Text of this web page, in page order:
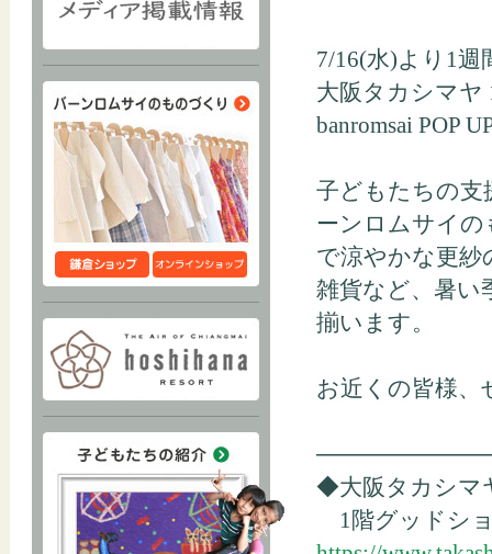
7/16(水)より1週
大阪タカシマ
banromsai POP
子どもたちの支
ーンロムサイ
で涼やかな更紗
雑貨など、暑い
揃います。
お近くの皆様、
◆大阪タカシマ
1階グッドシ